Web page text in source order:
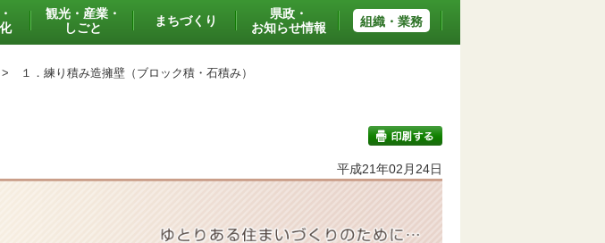
観光・産業・
しごと
まちづくり
県政・
お知らせ情報
組織・業務
１．練り積み造擁壁（ブロック積・石積み）
平成21年02月24日